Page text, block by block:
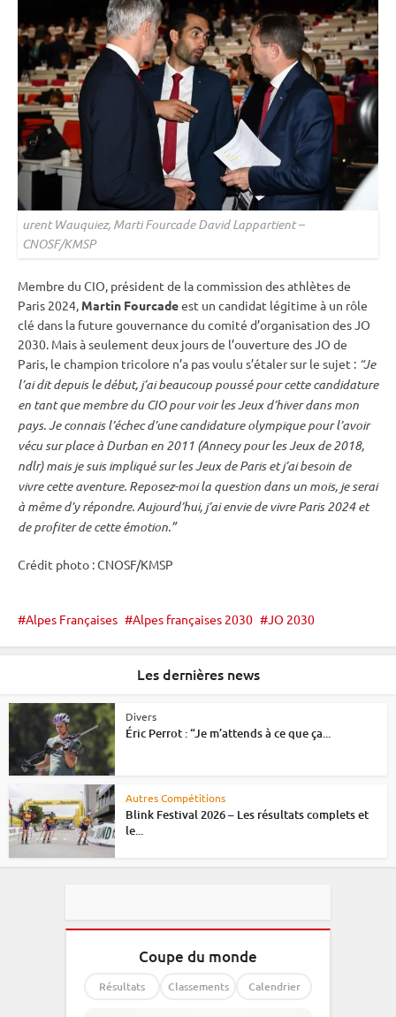
urent Wauquiez, Marti Fourcade David Lappartient –
CNOSF/KMSP
Membre du CIO, président de la commission des athlètes de
Paris 2024, Martin Fourcadeest un candidat légitime à un rôle
clé dans la future gouvernance du comité d’organisation des JO
2030. Mais à seulement deux jours de l’ouverture des JO de
Paris, le champion tricolore n’a pas voulu s’étaler sur le sujet : “Je
l’ai dit depuis le début, j’ai beaucoup poussé pour cette candidature
en tant que membre du CIO pour voir les Jeux d’hiver dans mon
pays. Je connais l’échec d’une candidature olympique pour l’avoir
vécu sur place à Durban en 2011 (Annecy pour les Jeux de 2018,
ndlr) mais je suis impliqué sur les Jeux de Paris et j’ai besoin de
vivre cette aventure. Reposez-moi la question dans un mois, je serai
à même d’y répondre. Aujourd’hui, j’ai envie de vivre Paris 2024 et
de profiter de cette émotion.”
Crédit photo : CNOSF/KMSP
Alpes Françaises Alpes françaises 2030 JO 2030
Les dernières news
Divers
Éric Perrot : “Je m’attends à ce que ça...
Autres Compétitions
Blink Festival 2026 – Les résultats complets et
le...
Coupe du monde
Résultats Classements Calendrier